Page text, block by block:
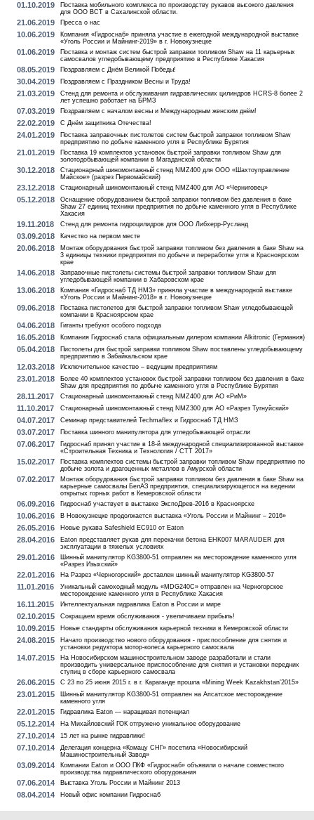
01.10.2019
Поставка мобильного комплекса по производству рукавов высокого давления
для ООО ВСТ в Сахалинской области.
21.06.2019 Пресса о нас
10.06.2019
Компания «Гидроснаб» приняла участие в ежегодной международной выставке
«Уголь России и Майнинг-2019» в г. Новокузнецке
01.06.2019
Поставка и монтаж систем быстрой заправки топливом Shaw на 11 карьерных
самосвалов угледобывающему предприятию в Республике Хакасия
08.05.2019 Поздравляем с Днём Великой Победы!
30.04.2019 Поздравляем с Праздником Весны и Труда!
21.03.2019
Стенд для ремонта и обслуживания гидравлических цилиндров HCRS-8 более 2
лет успешно работает на БРМЗ
07.03.2019 Поздравляем с началом весны и Международным женским днём!
22.02.2019 С Днём защитника Отечества!
24.01.2019
Поставка заправочных пистолетов систем быстрой заправки топливом Shaw
предприятию по добыче каменного угля в Республике Бурятия
21.01.2019
Поставка 19 комплектов установок быстрой заправки топливом Shaw для
золотодобывающей компании в Магаданской области
30.12.2018
Стационарный шиномонтажный стенд NMZ400 для ООО «Шахтоуправление
Майское» (разрез Первомайский)
23.12.2018 Стационарный шиномонтажный стенд NMZ400 для АО «Черниговец»
05.12.2018
Оснащение оборудованием быстрой заправки топливом без давления в баке
Shaw 27 единиц техники предприятия по добыче каменного угля в Республике
Хакасия
19.11.2018 Стенд для ремонта гидроцилидров для ООО Либхерр-Русланд
03.09.2018 Качество на первом месте
20.06.2018
Монтаж оборудования быстрой заправки топливом без давления в баке Shaw на
3 единицы техники предприятия по добыче и переработке угля в Красноярском
крае
14.06.2018
Заправочные пистолеты системы быстрой заправки топливом Shaw для
угледобывающей компании в Хабаровском крае
13.06.2018
Компания «Гидроснаб ТД НМЗ» приняла участие в международной выставке
«Уголь России и Майнинг-2018» в г. Новокузнецке
09.06.2018
Поставка пистолетов для быстрой заправки топливом Shaw угледобывающей
компании в Красноярском крае
04.06.2018 Гиганты требуют особого подхода
16.05.2018 Компания Гидроснаб стала официальным дилером компании Alkitronic (Германия)
05.04.2018
Пистолеты для быстрой заправки топливом Shaw поставлены угледобывающему
предприятию в Забайкальском крае
12.03.2018 Исключительное качество – ведущим предприятиям
23.01.2018
Более 40 комплектов установок быстрой заправки топливом без давления в баке
Shaw для предприятия по добыче каменного угля в Республике Бурятия
28.11.2017 Стационарный шиномонтажный стенд NMZ400 для АО «РиМ»
11.10.2017 Стационарный шиномонтажный стенд NMZ300 для АО «Разрез Тугнуйский»
04.07.2017 Семинар представителей Techmaflex и Гидроснаб ТД НМЗ
03.07.2017 Поставка шинного манипулятора для угледобывающей отрасли
07.06.2017
Гидроснаб принял участие в 18-й международной специализированной выставке
«Строительная Техника и Технология / СТТ 2017»
15.02.2017
Поставка комплектов системы быстрой заправки топливом Shaw предприятию по
добыче золота и драгоценных металлов в Амурской области
07.02.2017
Монтаж оборудования быстрой заправки топливом без давления в баке Shaw на
карьерные самосвалы БелАЗ предприятия, специализирующегося на ведении
открытых горных работ в Кемеровской области
06.09.2016 Гидроснаб участвует в выставке ЭкспоДрев-2016 в Красноярске
10.06.2016 В Новокузнецке продолжается выставка «Уголь России и Майнинг – 2016»
26.05.2016 Новые рукава Safeshield EC910 от Eaton
28.04.2016
Eaton представляет рукав для перекачки бетона EHK007 MARAUDER для
эксплуатации в тяжелых условиях
29.01.2016
Шинный манипулятор KG3800-51 отправлен на месторождение каменного угля
«Разрез Изыхский»
22.01.2016 На Разрез «Черногорский» доставлен шинный манипулятор KG3800-57
11.01.2016
Уникальный самоходный модуль «MDG240C» отправлен на Черногорское
месторождение каменного угля в Республике Хакасия
16.11.2015 Интеллектуальная гидравлика Eaton в России и мире
02.10.2015 Сокращаем время обслуживания - увеличиваем прибыль!
10.09.2015 Новые стандарты обслуживания карьерной техники в Кемеровской области
24.08.2015
Начато производство нового оборудования - приспособление для снятия и
установки редуктора мотор-колеса карьерного самосвала
14.07.2015
На Новосибирском машиностроительном заводе разработали и стали
производить универсальное приспособление для снятия и установки передних
ступиц в сборе карьерного самосвала
26.06.2015 С 23 по 25 июня 2015 г. в г. Караганде прошла «Mining Week Kazakhstan’2015»
23.01.2015
Шинный манипулятор KG3800-51 отправлен на Апсатское месторождение
каменного угля
22.01.2015 Гидравлика Eaton — наращивая потенциал
05.12.2014 На Михайловский ГОК отгружено уникальное оборудование
27.10.2014 15 лет на рынке гидравлики!
07.10.2014
Делегация концерна «Комацу СНГ» посетила «Новосибирский
Машиностроительный Завод»
03.09.2014
Компании Eaton и ООО ПКФ «Гидроснаб» объявили о начале совместного
производства гидравлического оборудования
07.06.2014 Выставка Уголь России и Майнинг 2013
08.04.2014 Новый офис компании Гидроснаб